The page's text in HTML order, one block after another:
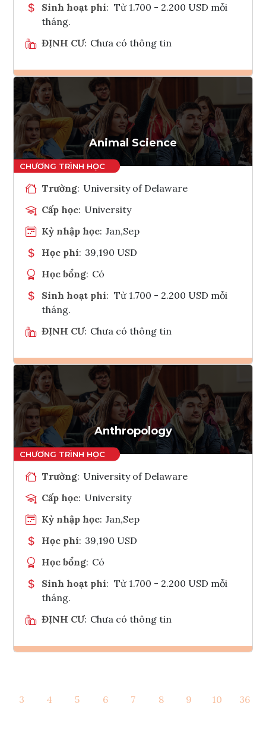
Sinh hoạt phí: Từ 1.700 - 2.200 USD mỗi
tháng.
ĐỊNH CƯ: Chưa có thông tin
Ghi danh
Tham vấn Interlink
Animal Science
Trường: University of Delaware
Cấp học: University
Kỳ nhập học: Jan,Sep
Học phí: 39,190 USD
Học bổng: Có
Sinh hoạt phí: Từ 1.700 - 2.200 USD mỗi
tháng.
ĐỊNH CƯ: Chưa có thông tin
Ghi danh
Tham vấn Interlink
Anthropology
Trường: University of Delaware
Cấp học: University
Kỳ nhập học: Jan,Sep
Học phí: 39,190 USD
Học bổng: Có
Sinh hoạt phí: Từ 1.700 - 2.200 USD mỗi
tháng.
ĐỊNH CƯ: Chưa có thông tin
Tham vấn Interlink
3 4 5 6 7 8 9 10 36